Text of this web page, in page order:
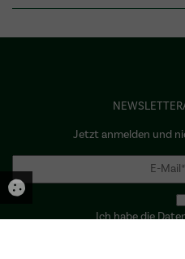
Jetzt anmelden und
Ich habe die